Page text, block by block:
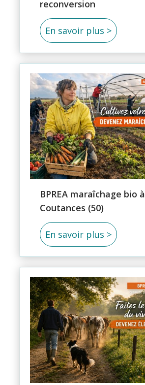
reconversion
En savoir plus >
BPREA maraîchage bio à
Coutances (50)
En savoir plus >